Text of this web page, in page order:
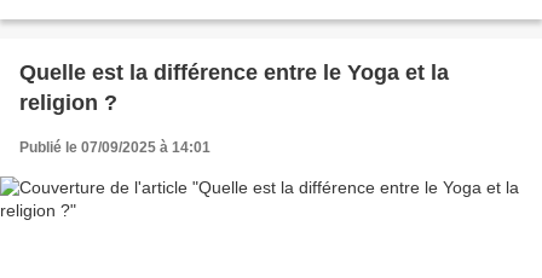
Quelle est la différence entre le Yoga et la
religion ?
Publié le 07/09/2025 à 14:01